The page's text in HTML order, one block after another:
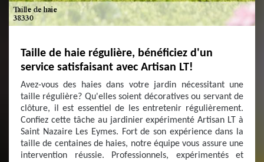
Taille de haie régulière, bénéficiez d'un
service satisfaisant avec Artisan LT!
Avez-vous des haies dans votre jardin nécessitant une
taille régulière? Qu'elles soient décoratives ou servant de
clôture, il est essentiel de les entretenir régulièrement.
Confiez cette tâche au jardinier expérimenté Artisan LT à
Saint Nazaire Les Eymes. Fort de son expérience dans la
taille de centaines de haies, notre équipe vous assure une
intervention réussie. Professionnels, expérimentés et